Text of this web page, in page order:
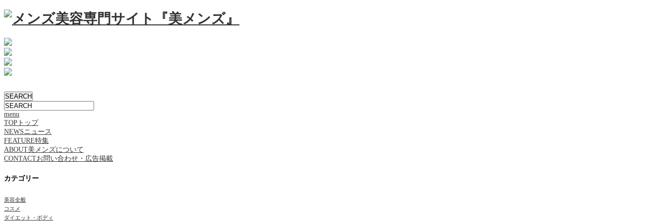
menu
TOP トップ
NEWSニュース
FEATURE特集
ABOUT美メンズについて
CONTACTお問い合わせ・広告掲載
カテゴリー
美容全般
コスメ
ダイエット・ボディ